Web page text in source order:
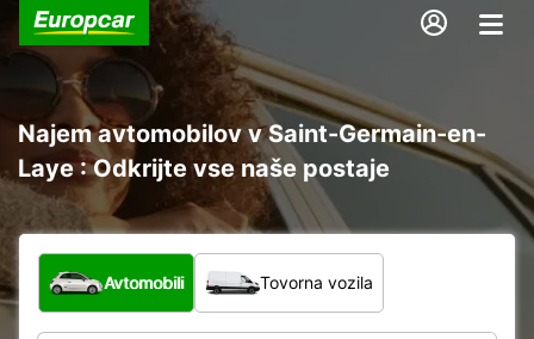
Najem avtomobilov v Saint-Germain-en-
Laye : Odkrijte vse naše postaje
Katera vrsta vozila?
Avtomobili Tovorna vozila